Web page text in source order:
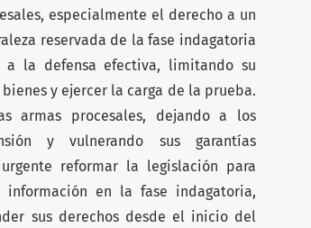
especialmente el derecho a un
reservada de la fase indagatoria
la defensa efectiva, limitando su
y ejercer la carga de la prueba.
armas procesales, dejando a los
y vulnerando sus garantías
reformar la legislación para
en la fase indagatoria,
sus derechos desde el inicio del